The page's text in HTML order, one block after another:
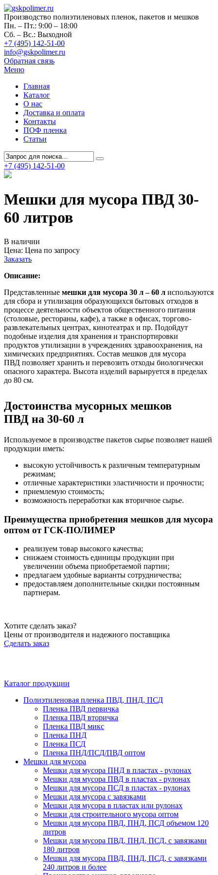
Производство полиэтиленовых пленок, пакетов и мешков
Пн. – Пт.: 9:00 – 18:00
Сб. – Вс.: Выходной
+7 (495) 142-51-00
info@gskpolimer.ru
Обратная связь
Меню
Главная
Каталог
О нас
Доставка и оплата
Контакты
ПОФ пленка
Статьи
+7 (495) 142-51-00
Мешки для мусора ПВД 30-
60 литров
В наличии
Цена: Цена по запросу
Заказать
Описание:
Представленные мешки для мусора 30 л – 60 л используются
для сбора и утилизация образующихся бытовых отходов в
процессе деятельности объектов общественного питания
(столовые, рестораны, кафе), а также в офисах, торгово-
развлекательных центрах, кинотеатрах и пр. Подойдут
подобные изделия для хранения и транспортировки
продуктов утилизации в учреждениях здравоохранения, на
химических предприятиях. Состав мешков для мусора
ПВД позволяет хранить и перевозить отходы биологически
опасного характера. Высота изделий варьируется в пределах
до 80 см.
Достоинства мусорных мешков
ПВД на 30-60 л
Используемое в производстве пакетов сырье позволяет нашей
продукции иметь:
высокую устойчивость к различным температурным
режимам;
отличные характеристики эластичности и прочности;
приемлемую стоимость;
возможность переработки как вторичное сырье.
Преимущества приобретения мешков для мусора
оптом от ГСК-ПОЛИМЕР
реализуем товар высокого качества;
снижаем стоимость единицы продукции при
увеличении объема приобретаемой партии;
предлагаем удобные варианты сотрудничества;
предоставляем дополнительные скидки постоянным
партнерам.
Хотите сделать заказ?
Цены от производителя и надежного поставщика
Сделать заказ
Каталог продукции
Полиэтиленовая пленка ПВД, ПНД, ПСД
Пленка ПВД первичка
Пленка ПВД вторичка
Пленка ПВД микс
Пленка ПНД
Пленка ПСД
Пленка ПНД/ПСД/ПВД оптом
Мешки для мусора
Мешки для мусора ПНД в пластах - рулонах
Мешки для мусора ПВД в пластах - рулонах
Мешки для мусора ПСД в пластах - рулонах
Мешки для мусора с завязками
Мешки для мусора в пластах или рулонах
Мешки для строительного мусора оптом
Мешки для мусора ПВД, ПНД, ПСД объемом 120
литров
Мешки для мусора ПВД, ПНД, ПСД, с завязками
180 литров
Мешки для мусора ПВД, ПНД, ПСД, с завязками
240 литров и более